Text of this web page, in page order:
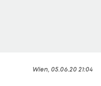
Wien, 05.06.20 21:04